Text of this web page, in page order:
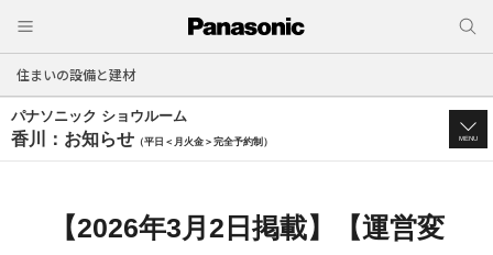
住まいの設備と建材
パナソニック ショウルーム
香川：お知らせ （平日＜月火金＞完全予約制） MENU
【2026年3月2日掲載】【運営変